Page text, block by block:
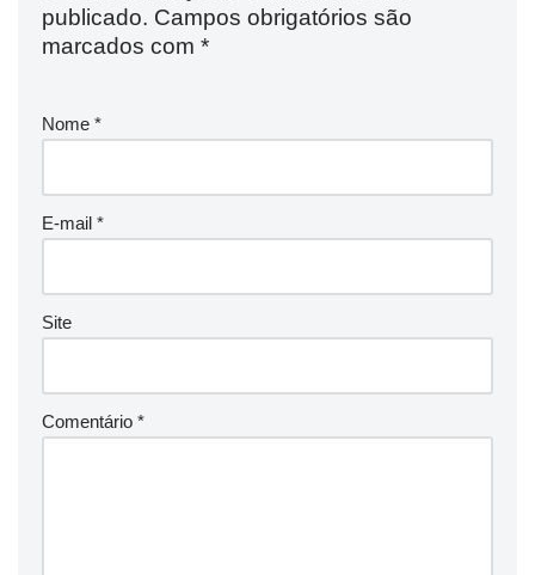
publicado. Campos obrigatórios são
marcados com *
Nome *
E-mail *
Site
Comentário *